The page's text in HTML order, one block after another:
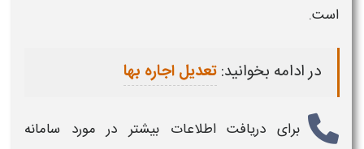
است.
در ادامه بخوانید:تعدیل اجاره بها
برای دریافت اطلاعات بیشتر در مورد سامانه